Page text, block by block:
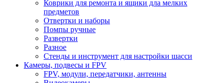
Коврики для ремонта и ящики дла мелких
предметов
Отвертки и наборы
Помпы ручные
Развертки
Разное
Стенды и инструмент для настройки шасси
Камеры, подвесы и FPV
FPV, модули, передатчики, антенны